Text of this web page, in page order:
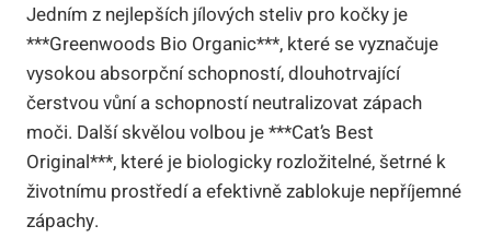
Jedním⁣ z nejlepších jílových‍ steliv pro kočky je
***Greenwoods Bio Organic***, které⁣ se vyznačuje
vysokou absorpční schopností,‌ dlouhotrvající
čerstvou vůní a schopností neutralizovat zápach
‌moči.⁢ Další skvělou ⁢volbou je ⁣***Cat’s Best
Original***, které⁢ je biologicky rozložitelné, ⁢šetrné k⁣
životnímu prostředí a ‌efektivně zablokuje nepříjemné
zápachy.